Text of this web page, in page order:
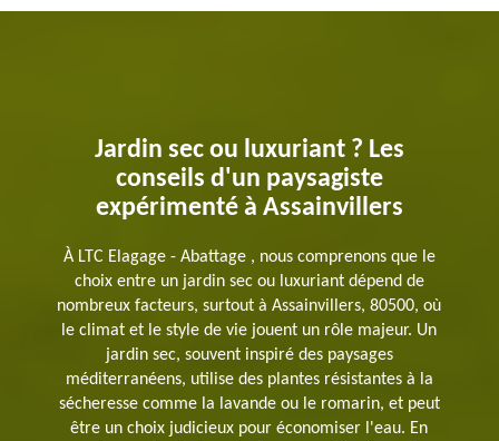
Jardin sec ou luxuriant ? Les
conseils d'un paysagiste
expérimenté à Assainvillers
À LTC Elagage - Abattage , nous comprenons que le
choix entre un jardin sec ou luxuriant dépend de
nombreux facteurs, surtout à Assainvillers, 80500, où
le climat et le style de vie jouent un rôle majeur. Un
jardin sec, souvent inspiré des paysages
méditerranéens, utilise des plantes résistantes à la
sécheresse comme la lavande ou le romarin, et peut
être un choix judicieux pour économiser l'eau. En